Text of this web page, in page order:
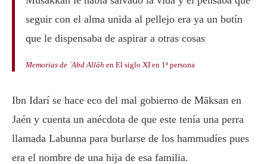
seguir con el alma unida al pellejo era ya un botín
que le dispensaba de aspirar a otras cosas
Memorias de ʿAbd Allāh en El siglo XI en 1ª persona
Ibn Idarí se hace eco del mal gobierno de Māksan en
Jaén y cuenta un anécdota de que este tenía una perra
llamada Labunna para burlarse de los hammudíes pues
era el nombre de una hija de esa familia.